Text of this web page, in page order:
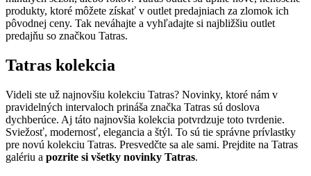
produkty, ktoré môžete získať v outlet predajniach za zlomok ich
pôvodnej ceny. Tak neváhajte a vyhľadajte si najbližšiu outlet
predajňu so značkou Tatras.
Tatras kolekcia
Videli ste už najnovšiu kolekciu Tatras? Novinky, ktoré nám v
pravidelných intervaloch prináša značka Tatras sú doslova
dychberúce. Aj táto najnovšia kolekcia potvrdzuje toto tvrdenie.
Sviežosť, modernosť, elegancia a štýl. To sú tie správne prívlastky
pre novú kolekciu Tatras. Presvedčte sa ale sami. Prejdite na Tatras
galériu a pozrite si všetky novinky Tatras.